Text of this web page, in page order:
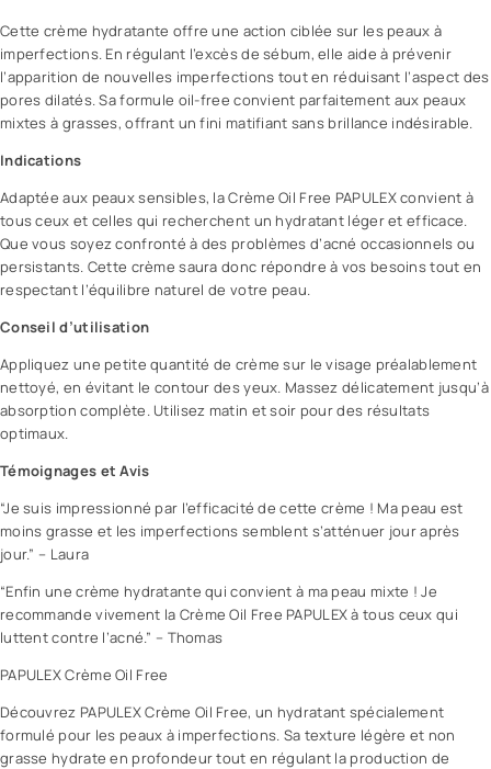
Cette crème hydratante offre une action ciblée sur les peaux à
imperfections. En régulant l’excès de sébum, elle aide à prévenir
l’apparition de nouvelles imperfections tout en réduisant l’aspect des
pores dilatés. Sa formule oil-free convient parfaitement aux peaux
mixtes à grasses, offrant un fini matifiant sans brillance indésirable.
Indications
Adaptée aux peaux sensibles, la Crème Oil Free PAPULEX convient à
tous ceux et celles qui recherchent un hydratant léger et efficace.
Que vous soyez confronté à des problèmes d’acné occasionnels ou
persistants. Cette crème saura donc répondre à vos besoins tout en
respectant l’équilibre naturel de votre peau.
Conseil d’utilisation
Appliquez une petite quantité de crème sur le visage préalablement
nettoyé, en évitant le contour des yeux. Massez délicatement jusqu’à
absorption complète. Utilisez matin et soir pour des résultats
optimaux.
Témoignages et Avis
“Je suis impressionné par l’efficacité de cette crème ! Ma peau est
moins grasse et les imperfections semblent s’atténuer jour après
jour.” – Laura
“Enfin une crème hydratante qui convient à ma peau mixte ! Je
recommande vivement la Crème Oil Free PAPULEX à tous ceux qui
luttent contre l’acné.” – Thomas
PAPULEX Crème Oil Free
Découvrez PAPULEX Crème Oil Free, un hydratant spécialement
formulé pour les peaux à imperfections. Sa texture légère et non
grasse hydrate en profondeur tout en régulant la production de